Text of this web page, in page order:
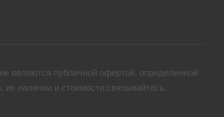
являются публичной офертой, определенной
их наличии и стоимости связывайтесь,